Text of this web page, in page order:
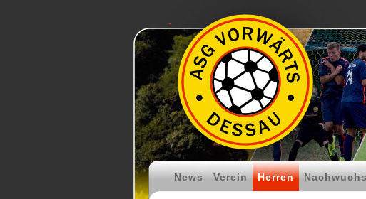
News Verein Herren